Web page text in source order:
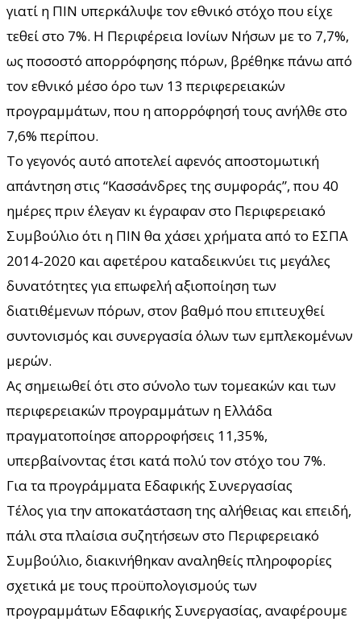
γιατί η ΠΙΝ υπερκάλυψε τον εθνικό στόχο που είχε
τεθεί στο 7%. Η Περιφέρεια Ιονίων Νήσων με το 7,7%,
ως ποσοστό απορρόφησης πόρων, βρέθηκε πάνω από
τον εθνικό μέσο όρο των 13 περιφερειακών
προγραμμάτων, που η απορρόφησή τους ανήλθε στο
7,6% περίπου.
Το γεγονός αυτό αποτελεί αφενός αποστομωτική
απάντηση στις “Κασσάνδρες της συμφοράς”, που 40
ημέρες πριν έλεγαν κι έγραφαν στο Περιφερειακό
Συμβούλιο ότι η ΠΙΝ θα χάσει χρήματα από το ΕΣΠΑ
2014-2020 και αφετέρου καταδεικνύει τις μεγάλες
δυνατότητες για επωφελή αξιοποίηση των
διατιθέμενων πόρων, στον βαθμό που επιτευχθεί
συντονισμός και συνεργασία όλων των εμπλεκομένων
μερών.
Ας σημειωθεί ότι στο σύνολο των τομεακών και των
περιφερειακών προγραμμάτων η Ελλάδα
πραγματοποίησε απορροφήσεις 11,35%,
υπερβαίνοντας έτσι κατά πολύ τον στόχο του 7%.
Για τα προγράμματα Εδαφικής Συνεργασίας
Τέλος για την αποκατάσταση της αλήθειας και επειδή,
πάλι στα πλαίσια συζητήσεων στο Περιφερειακό
Συμβούλιο, διακινήθηκαν αναληθείς πληροφορίες
σχετικά με τους προϋπολογισμούς των
προγραμμάτων Εδαφικής Συνεργασίας, αναφέρουμε